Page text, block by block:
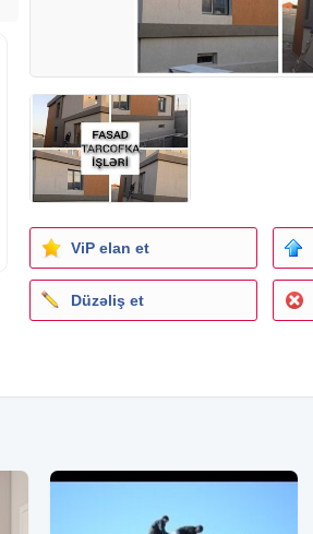
ViP elan et
Düzəliş et